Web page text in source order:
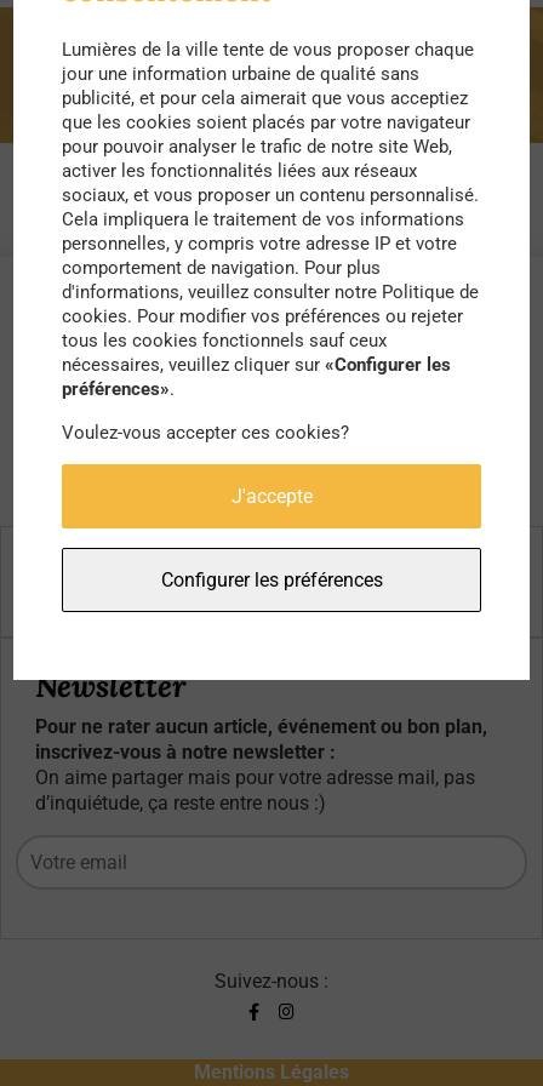
images
Newsletter
Pour ne rater aucun article, événement ou bon plan,
inscrivez-vous à notre newsletter :
On aime partager mais pour votre adresse mail, pas
d’inquiétude, ça reste entre nous :)
Suivez-nous :
Mentions Légales
Lumières de la ville tente de vous proposer chaque
jour une information urbaine de qualité sans
publicité, et pour cela aimerait que vous acceptiez
que les cookies soient placés par votre navigateur
pour pouvoir analyser le trafic de notre site Web,
activer les fonctionnalités liées aux réseaux
sociaux, et vous proposer un contenu personnalisé.
Cela impliquera le traitement de vos informations
personnelles, y compris votre adresse IP et votre
comportement de navigation. Pour plus
d'informations, veuillez consulter notre Politique de
cookies. Pour modifier vos préférences ou rejeter
tous les cookies fonctionnels sauf ceux
nécessaires, veuillez cliquer sur«Configurer les
préférences».
Voulez-vous accepter ces cookies?
J'accepte
Configurer les préférences